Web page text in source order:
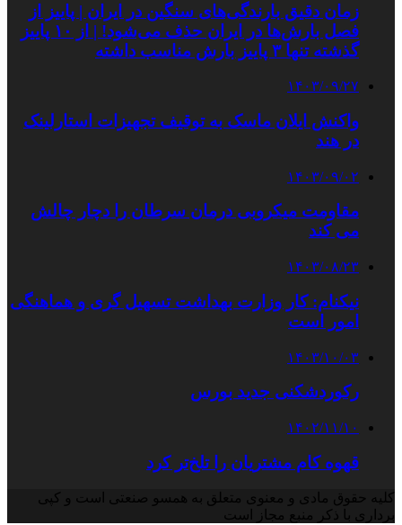
زمان دقیق بارندگی‌های سنگین در ایران | پاییز از
فصل بارش‌ها در ایران حذف می‌شود! | از ۱۰ پاییز
گذشته تنها ۳ پاییز بارش مناسب داشته
۱۴۰۳/۰۹/۲۷
واکنش ایلان ماسک به توقیف تجهیزات استارلینک
در هند
۱۴۰۳/۰۹/۰۲
مقاومت میکروبی درمان سرطان را دچار چالش
می کند
۱۴۰۳/۰۸/۲۳
نیکنام: کار وزارت بهداشت تسهیل گری و هماهنگی
امور است
۱۴۰۳/۱۰/۰۳
رکوردشکنی جدید بورس
۱۴۰۲/۱۱/۱۰
قهوه کام مشتریان را تلخ‌تر کرد
کلیه حقوق مادی و معنوی متعلق به همسو صنعتی است و کپی
برداری با ذکر منبع مجاز است